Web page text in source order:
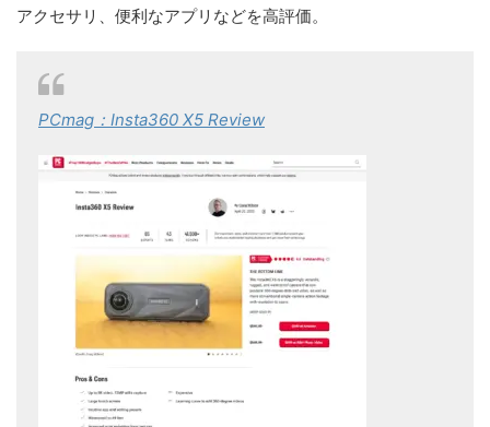
アクセサリ、便利なアプリなどを高評価。
PCmag：Insta360 X5 Review